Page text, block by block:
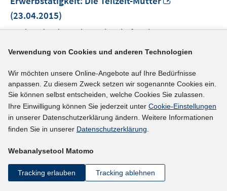
(23.04.2015)
Institut der deutschen Wirtschaft Köln
mehr Informationen
Externer Link
Closing the Gender Pay Gap in the EU
In
(13.04.2015)
mehr Informationen
Verwendung von Cookies und anderen Technologien
Wir möchten unsere Online-Angebote auf Ihre Bedürfnisse
anpassen. Zu diesem Zweck setzen wir sogenannte Cookies ein.
Sie können selbst entscheiden, welche Cookies Sie zulassen.
Ihre Einwilligung können Sie jederzeit unter Cookie-Einstellungen
in unserer Datenschutzerklärung ändern. Weitere Informationen
finden Sie in unserer Datenschutzerklärung.
Webanalysetool Matomo
Tracking erlauben Tracking ablehnen